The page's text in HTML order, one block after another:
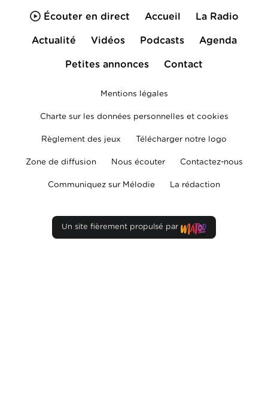
Écouter en direct Accueil La Radio
Actualité Vidéos Podcasts Agenda
Petites annonces Contact
Mentions légales
Charte sur les données personnelles et cookies
Règlement des jeux Télécharger notre logo
Zone de diffusion Nous écouter Contactez-nous
Communiquez sur Mélodie La rédaction
Un site fièrement propulsé par